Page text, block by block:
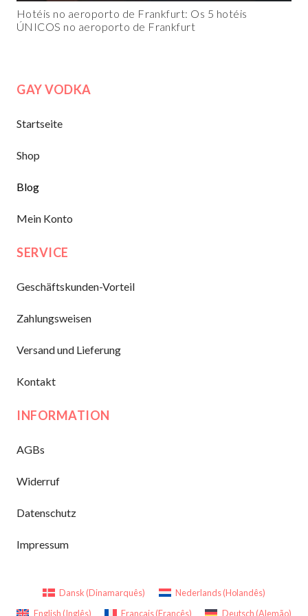
Hotéis no aeroporto de Frankfurt: Os 5 hotéis
ÚNICOS no aeroporto de Frankfurt
GAY VODKA
Startseite
Shop
Blog
Mein Konto
SERVICE
Geschäftskunden-Vorteil
Zahlungsweisen
Versand und Lieferung
Kontakt
INFORMATION
AGBs
Widerruf
Datenschutz
Impressum
Dansk (Dinamarquês) Nederlands(Holandês)
English (Inglês) Français(Francês) Deutsch (Alemão)